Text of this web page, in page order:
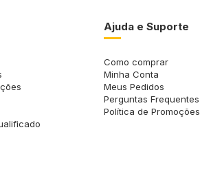
Ajuda e Suporte
Como comprar
Minha Conta
Meus Pedidos
Perguntas Frequentes
Política de Promoções